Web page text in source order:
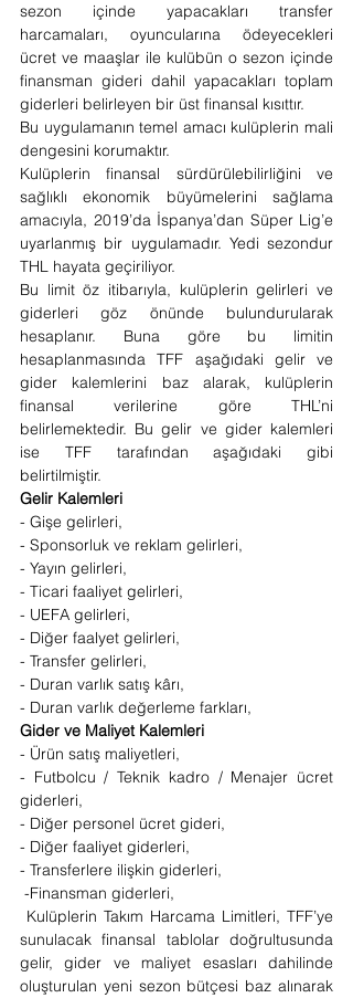
sezon içinde yapacakları transfer
harcamaları, oyuncularına ödeyecekleri
ücret ve maaşlar ile kulübün o sezon içinde
finansman gideri dahil yapacakları toplam
giderleri belirleyen bir üst finansal kısıttır.
Bu uygulamanın temel amacı kulüplerin mali
dengesini korumaktır.
Kulüplerin finansal sürdürülebilirliğini ve
sağlıklı ekonomik büyümelerini sağlama
amacıyla, 2019’da İspanya’dan Süper Lig’e
uyarlanmış bir uygulamadır. Yedi sezondur
THL hayata geçiriliyor.
Bu limit öz itibarıyla, kulüplerin gelirleri ve
giderleri göz önünde bulundurularak
hesaplanır. Buna göre bu limitin
hesaplanmasında TFF aşağıdaki gelir ve
gider kalemlerini baz alarak, kulüplerin
finansal verilerine göre THL’ni
belirlemektedir. Bu gelir ve gider kalemleri
ise TFF tarafından aşağıdaki gibi
belirtilmiştir.
Gelir Kalemleri
- Gişe gelirleri,
- Sponsorluk ve reklam gelirleri,
- Yayın gelirleri,
- Ticari faaliyet gelirleri,
- UEFA gelirleri,
- Diğer faalyet gelirleri,
- Transfer gelirleri,
- Duran varlık satış kârı,
- Duran varlık değerleme farkları,
Gider ve Maliyet Kalemleri
- Ürün satış maliyetleri,
- Futbolcu / Teknik kadro / Menajer ücret
giderleri,
- Diğer personel ücret gideri,
- Diğer faaliyet giderleri,
- Transferlere ilişkin giderleri,
-Finansman giderleri,
Kulüplerin Takım Harcama Limitleri, TFF’ye
sunulacak finansal tablolar doğrultusunda
gelir, gider ve maliyet esasları dahilinde
oluşturulan yeni sezon bütçesi baz alınarak